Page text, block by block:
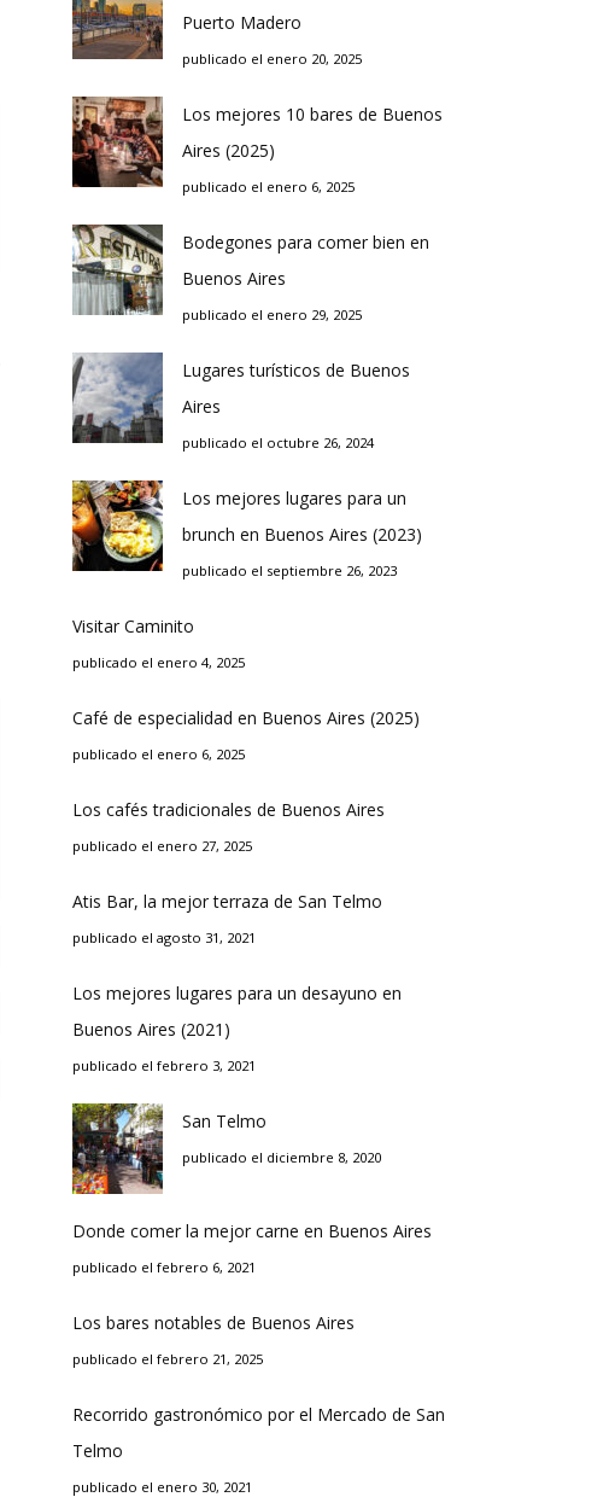
Puerto Madero
publicado el enero 20, 2025
Los mejores 10 bares de Buenos
Aires (2025)
publicado el enero 6, 2025
Bodegones para comer bien en
Buenos Aires
publicado el enero 29, 2025
Lugares turísticos de Buenos
Aires
publicado el octubre 26, 2024
Los mejores lugares para un
brunch en Buenos Aires (2023)
publicado el septiembre 26, 2023
Visitar Caminito
publicado el enero 4, 2025
Café de especialidad en Buenos Aires (2025)
publicado el enero 6, 2025
Los cafés tradicionales de Buenos Aires
publicado el enero 27, 2025
Atis Bar, la mejor terraza de San Telmo
publicado el agosto 31, 2021
Los mejores lugares para un desayuno en
Buenos Aires (2021)
publicado el febrero 3, 2021
San Telmo
publicado el diciembre 8, 2020
Donde comer la mejor carne en Buenos Aires
publicado el febrero 6, 2021
Los bares notables de Buenos Aires
publicado el febrero 21, 2025
Recorrido gastronómico por el Mercado de San
Telmo
publicado el enero 30, 2021